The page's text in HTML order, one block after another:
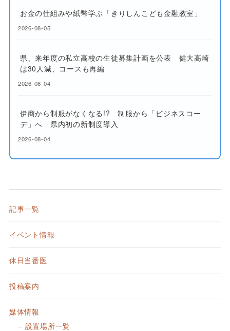
お金の仕組みや紙幣学ぶ「きりしんこども金融教室」
2026-08-05
県、来年度の私立高校の生徒募集計画を公表 健大高崎
は30人減、コースも再編
2026-08-04
伊商から制服がなくなる!? 制服から「ビジネスコー
デ」へ 県内初の新制度導入
2026-08-04
記事一覧
イベント情報
休日当番医
投稿案内
媒体情報
設置場所一覧